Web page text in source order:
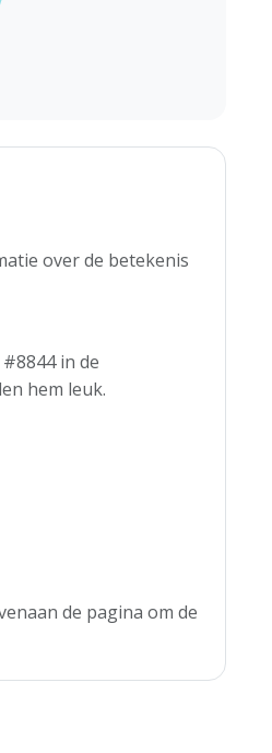
over de betekenis
in de
hem leuk.
de pagina om de